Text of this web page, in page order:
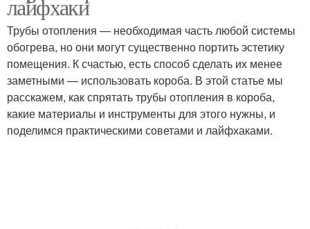
лайфхаки
Трубы отопления — необходимая часть любой системы
обогрева, но они могут существенно портить эстетику
помещения. К счастью, есть способ сделать их менее
заметными — использовать короба. В этой статье мы
расскажем, как спрятать трубы отопления в короба,
какие материалы и инструменты для этого нужны, и
поделимся практическими советами и лайфхаками.